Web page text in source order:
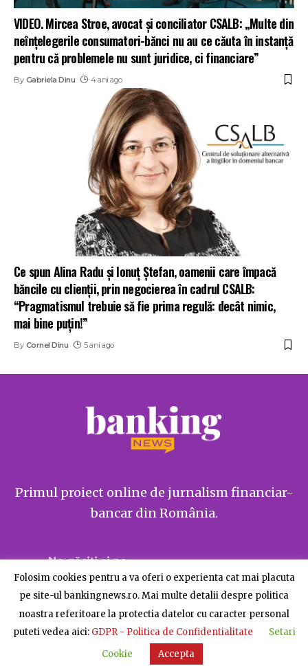
VIDEO. Mircea Stroe, avocat și conciliator CSALB: „Multe din
neînțelegerile consumatori-bănci nu au ce căuta în instanță
pentru că problemele nu sunt juridice, ci financiare”
By Gabriela Dinu 4 ani ago
Ce spun Alina Radu și Ionuț Ștefan, oamenii care împacă
băncile cu clienții, prin negocierea în cadrul CSALB:
“Pragmatismul trebuie să fie prima regulă: decât nimic,
mai bine puțin!”
By Cornel Dinu 5 ani ago
Primul proiect online de jurnalism financiar-
bancar din România.
Ne găsiți și pe
© BankingNews - Toate drepturile rezervate
Despre BankingNews Contact Publicitate
Folosim cookies pentru a va oferi o experienta cat mai placuta
pe site-ul bankingnews.ro. Mai multe detalii despre politica
noastra referitoare la protectia datelor cu caracter personal
puteti vedea aici: GDPR - Politica de Confidentialitate
Setari
Cookie
Accepta